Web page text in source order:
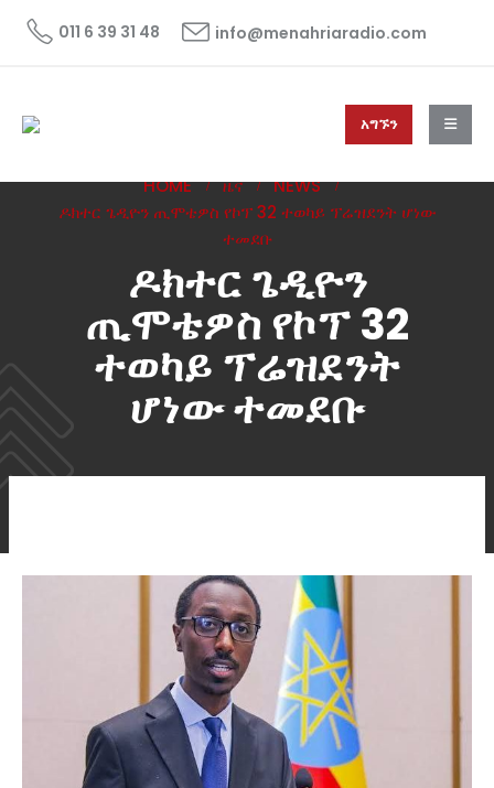
011 6 39 31 48 info@menahriaradio.com
አግኙን
HOME ዜና
NEWS
ዶክተር ጌዲዮን ጢሞቴዎስ የኮፕ 32 ተወካይ ፕሬዝደንት ሆነው
ተመደቡ
ዶክተር ጌዲዮን
ጢሞቴዎስ የኮፕ 32
ተወካይ ፕሬዝደንት
ሆነው ተመደቡ